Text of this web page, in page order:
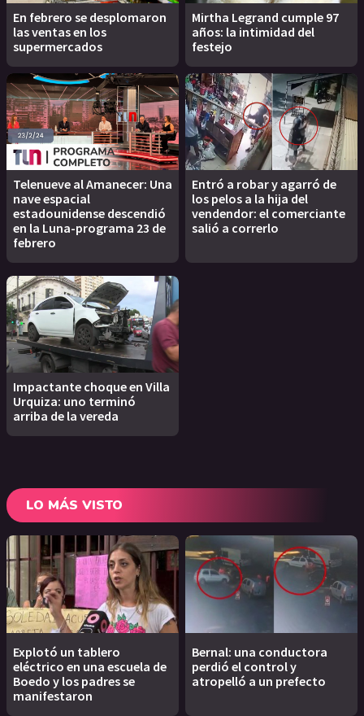
En febrero se desplomaron
las ventas en los
supermercados
Mirtha Legrand cumple 97
años: la intimidad del
festejo
Telenueve al Amanecer: Una
nave espacial
estadounidense descendió
en la Luna-programa 23 de
febrero
Entró a robar y agarró de
los pelos a la hija del
vendendor: el comerciante
salió a correrlo
Impactante choque en Villa
Urquiza: uno terminó
arriba de la vereda
LO MÁS VISTO
Explotó un tablero
eléctrico en una escuela de
Boedo y los padres se
manifestaron
Bernal: una conductora
perdió el control y
atropelló a un prefecto